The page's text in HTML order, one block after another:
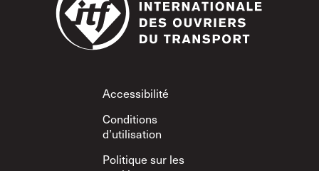
Footer
Accessibilité
Conditions
d’utilisation
Politique sur les